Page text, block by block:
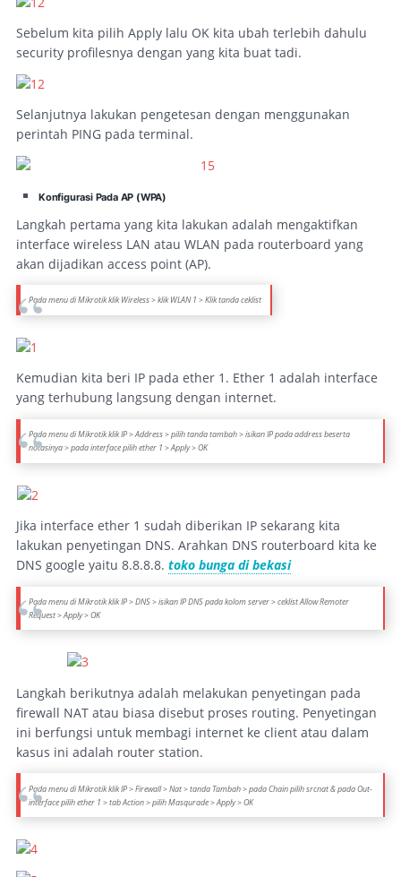
Sebelum kita pilih Apply lalu OK kita ubah terlebih dahulu
security profilesnya dengan yang kita buat tadi.
Selanjutnya lakukan pengetesan dengan menggunakan
perintah PING pada terminal.
Konfigurasi Pada AP (WPA)
Langkah pertama yang kita lakukan adalah mengaktifkan
interface wireless LAN atau WLAN pada routerboard yang
akan dijadikan access point (AP).
Pada menu di Mikrotik klik Wireless > klik WLAN 1 > Klik tanda ceklist
Kemudian kita beri IP pada ether 1. Ether 1 adalah interface
yang terhubung langsung dengan internet.
Pada menu di Mikrotik klik IP > Address > pilih tanda tambah > isikan IP pada address beserta
notasinya > pada interface pilih ether 1 > Apply > OK
Jika interface ether 1 sudah diberikan IP sekarang kita
lakukan penyetingan DNS. Arahkan DNS routerboard kita ke
DNS google yaitu 8.8.8.8. toko bunga di bekasi
Pada menu di Mikrotik klik IP > DNS > isikan IP DNS pada kolom server > ceklistAllow Remoter
Request> Apply > OK
Langkah berikutnya adalah melakukan penyetingan pada
firewall NAT atau biasa disebut proses routing. Penyetingan
ini berfungsi untuk membagi internet ke client atau dalam
kasus ini adalah router station.
Pada menu di Mikrotik klik IP > Firewall > Nat > tanda Tambah > pada Chain pilih srcnat & pada Out-
interface pilih ether 1 > tab Action > pilih Masqurade > Apply > OK